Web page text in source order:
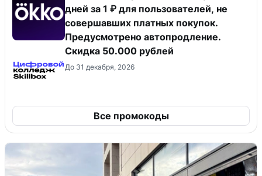
дней за 1 ₽ для пользователей, не
совершавших платных покупок.
Предусмотрено автопродление.
Скидка 50.000 рублей
До 31 декабря, 2026
Все промокоды